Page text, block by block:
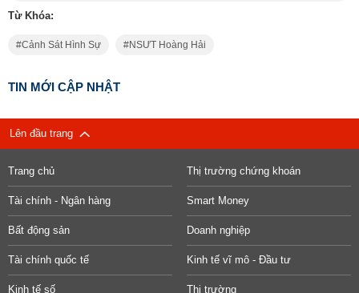
Từ Khóa:
Cảnh Sát Hình Sự NSƯT Hoàng Hải
TIN MỚI CẬP NHẬT
Lên đầu trang
Trang chủ Thị trường chứng khoán
Tài chính - Ngân hàng Smart Money
Bất động sản Doanh nghiệp
Tài chính quốc tế Kinh tế vĩ mô - Đầu tư
Kinh tế số Thị trường